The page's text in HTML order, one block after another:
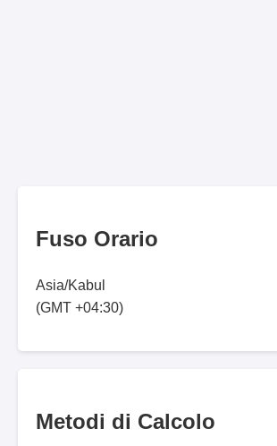
Fuso Orario
Asia/Kabul
(GMT +04:30)
Metodi di Calcolo